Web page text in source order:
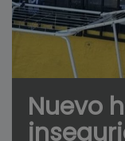
Nuevo